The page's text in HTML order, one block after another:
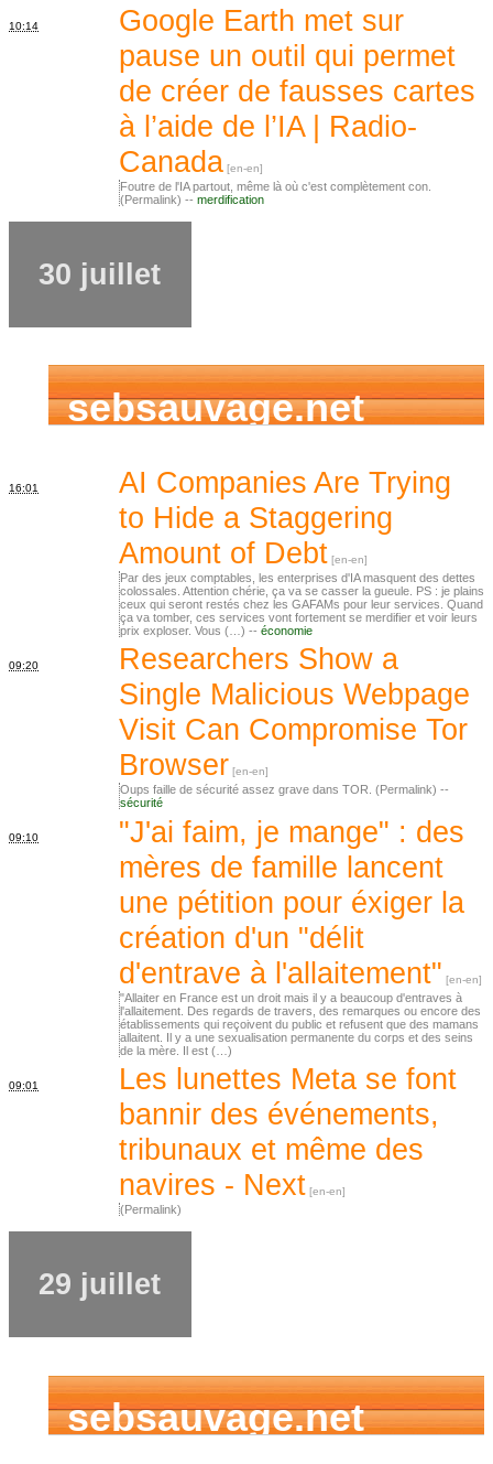
10:14
Google Earth met sur
pause un outil qui permet
de créer de fausses cartes
à l’aide de l’IA | Radio-
Canada
Foutre de l'IA partout, même là où c'est complètement con.
(Permalink) -- merdification
30 juillet
sebsauvage.net
16:01
AI Companies Are Trying
to Hide a Staggering
Amount of Debt
Par des jeux comptables, les enterprises d'IA masquent des dettes
colossales. Attention chérie, ça va se casser la gueule. PS : je plains
ceux qui seront restés chez les GAFAMs pour leur services. Quand
ça va tomber, ces services vont fortement se merdifier et voir leurs
prix exploser. Vous (…) -- économie
09:20
Researchers Show a
Single Malicious Webpage
Visit Can Compromise Tor
Browser
Oups faille de sécurité assez grave dans TOR. (Permalink) --
sécurité
09:10
"J'ai faim, je mange" : des
mères de famille lancent
une pétition pour éxiger la
création d'un "délit
d'entrave à l'allaitement"
"Allaiter en France est un droit mais il y a beaucoup d'entraves à
l'allaitement. Des regards de travers, des remarques ou encore des
établissements qui reçoivent du public et refusent que des mamans
allaitent. Il y a une sexualisation permanente du corps et des seins
de la mère. Il est (…)
09:01
Les lunettes Meta se font
bannir des événements,
tribunaux et même des
navires - Next
(Permalink)
29 juillet
sebsauvage.net